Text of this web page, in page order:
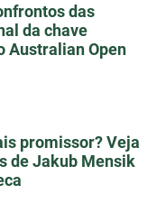
das
da chave
Australian Open
promissor? Veja
de Jakub Mensik